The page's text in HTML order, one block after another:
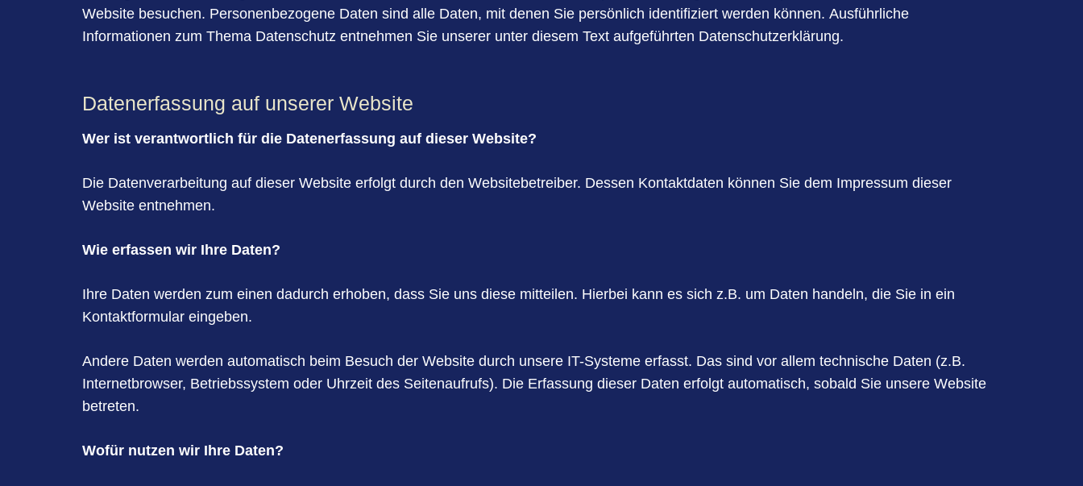
Website besuchen. Personenbezogene Daten sind alle Daten, mit denen Sie persönlich identifiziert werden können. Ausführliche
Informationen zum Thema Datenschutz entnehmen Sie unserer unter diesem Text aufgeführten Datenschutzerklärung.
Daten­erfassung auf unserer Website
Wer ist verantwortlich für die Datenerfassung auf dieser Website?
Die Datenverarbeitung auf dieser Website erfolgt durch den Websitebetreiber. Dessen Kontaktdaten können Sie dem Impressum dieser
Website entnehmen.
Wie erfassen wir Ihre Daten?
Ihre Daten werden zum einen dadurch erhoben, dass Sie uns diese mitteilen. Hierbei kann es sich z.B. um Daten handeln, die Sie in ein
Kontaktformular eingeben.
Andere Daten werden automatisch beim Besuch der Website durch unsere IT-Systeme erfasst. Das sind vor allem technische Daten (z.B.
Internetbrowser, Betriebssystem oder Uhrzeit des Seitenaufrufs). Die Erfassung dieser Daten erfolgt automatisch, sobald Sie unsere Website
betreten.
Wofür nutzen wir Ihre Daten?